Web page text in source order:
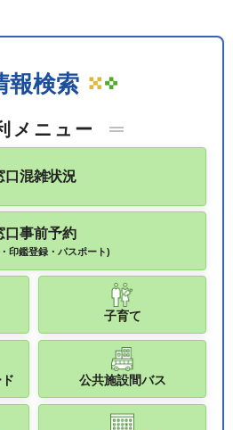
報検索
メニュー
口混雑状況
口事前予約
印鑑登録・パスポート)
子育て
公共施設間バス